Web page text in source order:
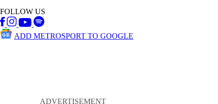
FOLLOW US
ADD METROSPORT TO GOOGLE